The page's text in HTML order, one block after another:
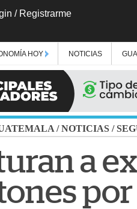
/ Registrarme
HOY NOTICIAS
/NOTICIAS /
a